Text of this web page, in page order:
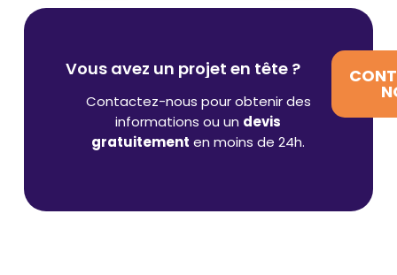
Vous avez un projet en tête ?
Contactez-nous pour obtenir des
informations ou un devis
gratuitement en moins de 24h.